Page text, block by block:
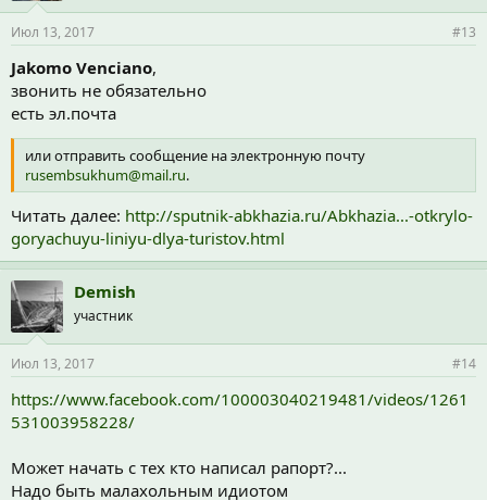
Июл 13, 2017 #13
Jakomo Venciano,
звонить не обязательно
есть эл.почта
или отправить сообщение на электронную почту
rusembsukhum@mail.ru.
Читать далее: http://sputnik-abkhazia.ru/Abkhazia...-otkrylo-
goryachuyu-liniyu-dlya-turistov.html
Demish
участник
Июл 13, 2017 #14
https://www.facebook.com/100003040219481/videos/1261
531003958228/
Может начать с тех кто написал рапорт?...
Надо быть малахольным идиотом